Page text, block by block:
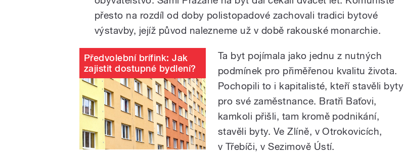
přesto na rozdíl od doby polistopadové zachovali tradici bytové
výstavby, jejíž původ nalezneme už v době rakouské monarchie.
Předvolební brífink: Jak
zajistit dostupné bydlení?
Ta byt pojímala jako jednu z nutných
podmínek pro přiměřenou kvalitu života.
Pochopili to i kapitalisté, kteří stavěli byty
pro své zaměstnance. Bratři Baťovi,
kamkoli přišli, tam kromě podnikání,
stavěli byty. Ve Zlíně, v Otrokovicích,
v Třebíči, v Sezimově Ústí.